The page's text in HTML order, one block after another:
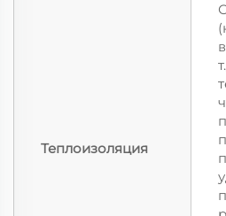
Теплоизоляция